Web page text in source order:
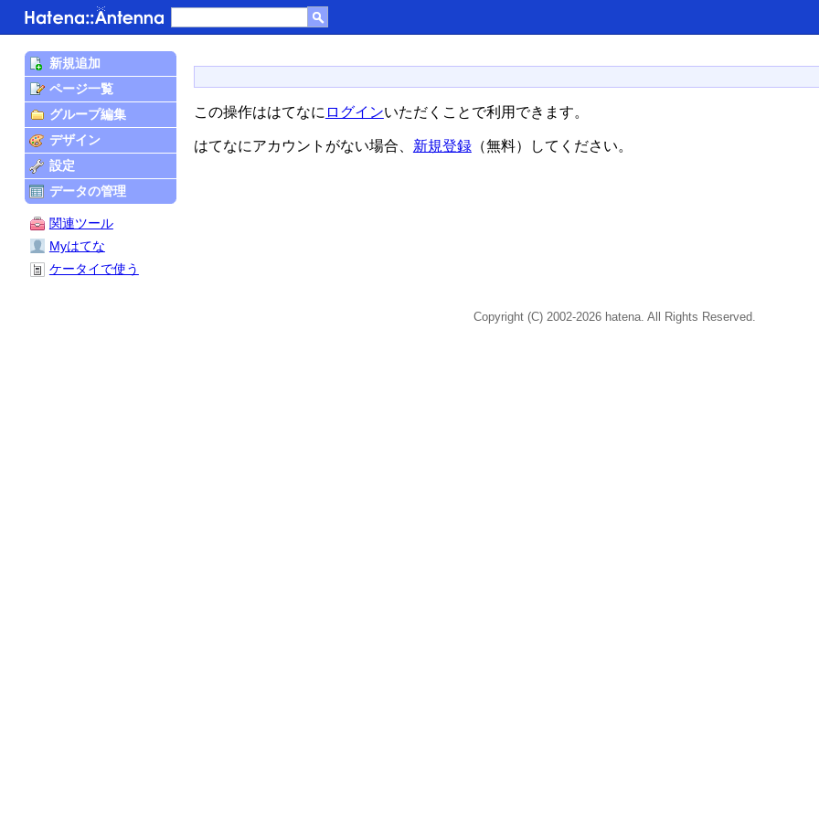
この操作ははてなに ログインいただくことで利用できます。
はてなにアカウントがない場合、 新規登録（無料）してください。
新規追加
ページ一覧
グループ編集
デザイン
設定
データの管理
関連ツール
Myはてな
ケータイで使う
Copyright (C) 2002-2026 hatena. All Rights Reserved.